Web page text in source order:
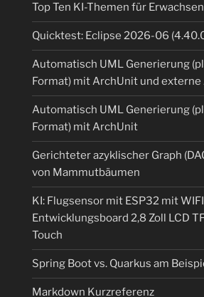
Top Ten KI-Themen für
Quicktest: Eclipse 2026-06
Automatisch UML Generierung
Format) mit ArchUnit und
Automatisch UML Generierung
Format) mit ArchUnit
Gerichteter azyklischer Graph
von Mammutbäumen
KI: Flugsensor mit ESP32 mit
Entwicklungsboard 2,8 Zoll LCD
Touch
Spring Boot vs. Quarkus am
Markdown Kurzreferenz